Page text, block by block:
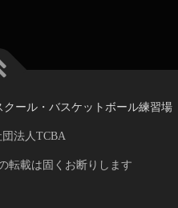
ール・バスケットボール練習場
法人TCBA
転載は固くお断りします